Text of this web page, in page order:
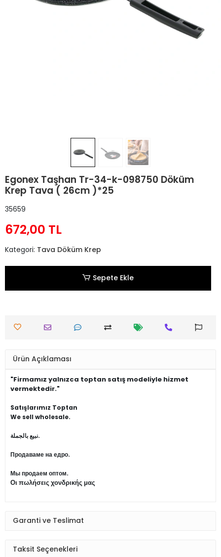
Egonex Taşhan Tr-34-k-098750 Döküm
Krep Tava ( 26cm )*25
35659
672,00 TL
Kategori: Tava Döküm Krep
Sepete Ekle
Ürün Açıklaması
"Firmamız yalnızca toptan satış modeliyle hizmet
vermektedir."
Satışlarımız Toptan
We sell wholesale.
نبيع بالجملة.
Продаваме на едро.
Мы продаем оптом.
Οι πωλήσεις χονδρικής μας
Garanti ve Teslimat
Taksit Seçenekleri